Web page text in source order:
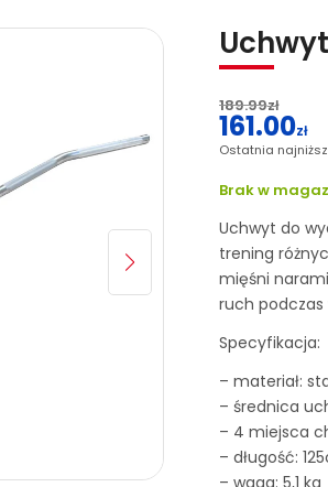
189.99zł
Pierwotna
cena
161.00zł
Aktualna
cena
161.00zł.
Ostatnia
Brak w
Uchwyt do
trening
mięśni
ruch
Specyfikacja:
– materiał:
– średnica
– 4 miejsca
– długość:
– waga: 5,1 kg